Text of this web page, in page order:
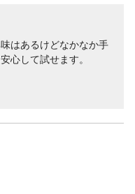
はあるけどなかなか手
心して試せます。